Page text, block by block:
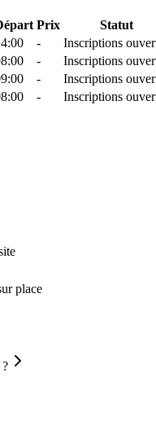
Prix
Statut
-
Inscriptions
-
Inscriptions
-
Inscriptions
- Inscriptions
place